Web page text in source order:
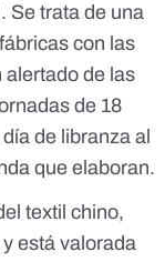
. Se trata de una
con las
alertado de las
de 18
de libranza al
que elaboran.
textil chino,
y está valorada